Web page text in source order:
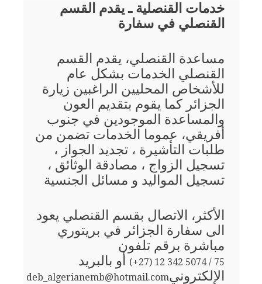
خدمات القنصلية ـ يقدم القسم
القنصلي في سفارة
مساعدة القنصلي، يقدم القسم
القنصلي الخدمات بشكل عام
للأشخاص المحليين الراغبين زيارة
الجزائر كما يقوم بتقديم العون
والمساعدة الموجودين في جنوب
أفريقي، عموما الخدمات تضمن من
طلبات التأشيرة ، تجديد الجواز ،
تسجيل الزواج ، مصادقة الوثائق ،
تسجيل المواليد و مسائل الجنسية
الأكثر، الاتصال بقسم القنصلي يعود
الى سفارة الجزائر في بريتوري
مباشرة برقم تلفون
(+27) 12 342 5074 / 75 أو بالبريد
الإلكترونيdeb_algerianemb@hotmail.com